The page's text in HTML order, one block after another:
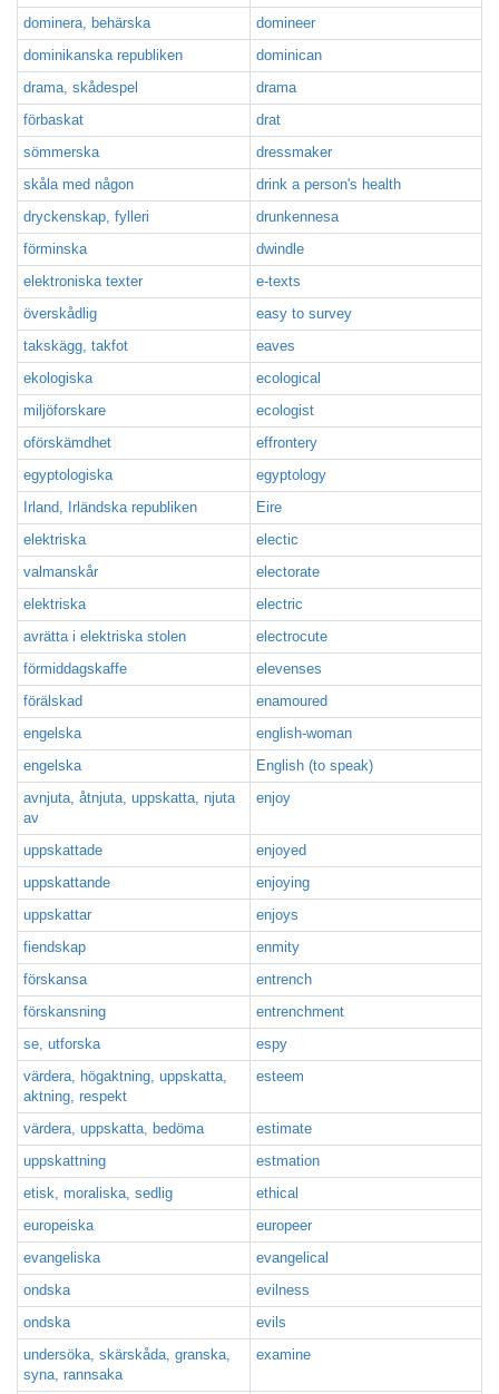
dominera, behärska
domineer
dominikanska republiken
dominican
drama, skådespel
drama
förbaskat
drat
sömmerska
dressmaker
skåla med någon
drink a person's health
dryckenskap, fylleri
drunkennesa
förminska
dwindle
elektroniska texter
e-texts
överskådlig
easy to survey
takskägg, takfot
eaves
ekologiska
ecological
miljöforskare
ecologist
oförskämdhet
effrontery
egyptologiska
egyptology
Irland, Irländska republiken
Eire
elektriska
electic
valmanskår
electorate
elektriska
electric
avrätta i elektriska stolen
electrocute
förmiddagskaffe
elevenses
förälskad
enamoured
engelska
english-woman
engelska
English (to speak)
avnjuta, åtnjuta, uppskatta, njuta
av
enjoy
uppskattade
enjoyed
uppskattande
enjoying
uppskattar
enjoys
fiendskap
enmity
förskansa
entrench
förskansning
entrenchment
se, utforska
espy
värdera, högaktning, uppskatta,
aktning, respekt
esteem
värdera, uppskatta, bedöma
estimate
uppskattning
estmation
etisk, moraliska, sedlig
ethical
europeiska
europeer
evangeliska
evangelical
ondska
evilness
ondska
evils
undersöka, skärskåda, granska,
syna, rannsaka
examine